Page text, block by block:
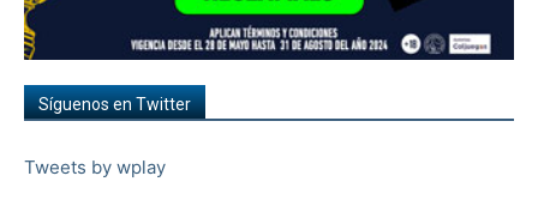
Síguenos en Twitter
Tweets by wplay